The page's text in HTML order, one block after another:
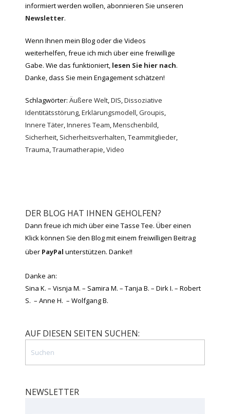
informiert werden wollen, abonnieren Sie unseren
Newsletter.
Wenn Ihnen mein Blog oder die Videos
weiterhelfen, freue ich mich über eine freiwillige
Gabe. Wie das funktioniert, lesen Sie hier nach.
Danke, dass Sie mein Engagement schätzen!
Schlagwörter: Äußere Welt DIS Dissoziative
Identitätsstörung Erklärungsmodell Groupis
Innere Täter Inneres Team Menschenbild
Sicherheit Sicherheitsverhalten Teammitglieder
Trauma Traumatherapie Video
DER BLOG HAT IHNEN GEHOLFEN?
Dann freue ich mich über eine Tasse Tee. Über einen
Klick können Sie den Blog mit einem freiwilligen Beitrag
über PayPal unterstützen. Danke!!
Danke an:
Sina K. – Visnja M. – Samira M. – Tanja B. – Dirk I. – Robert
S. – Anne H. – Wolfgang B.
AUF DIESEN SEITEN SUCHEN:
NEWSLETTER